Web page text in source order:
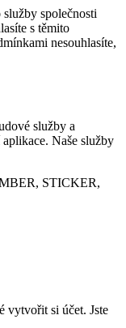
společnosti
s těmito
nesouhlasíte,
služby a
Naše služby
STICKER,
vytvořit si účet. Jste